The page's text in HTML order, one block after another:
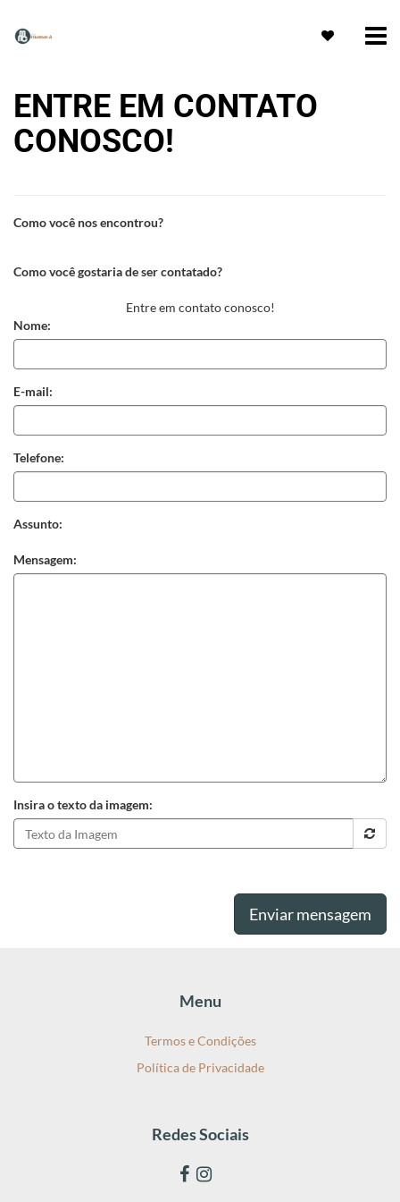
ENTRE EM CONTATO
CONOSCO!
Como você nos encontrou?
Como você gostaria de ser contatado?
Entre em contato conosco!
Nome:
E-mail:
Telefone:
Assunto:
Mensagem:
Insira o texto da imagem:
Enviar mensagem
Menu
Termos e Condições
Política de Privacidade
Redes Sociais